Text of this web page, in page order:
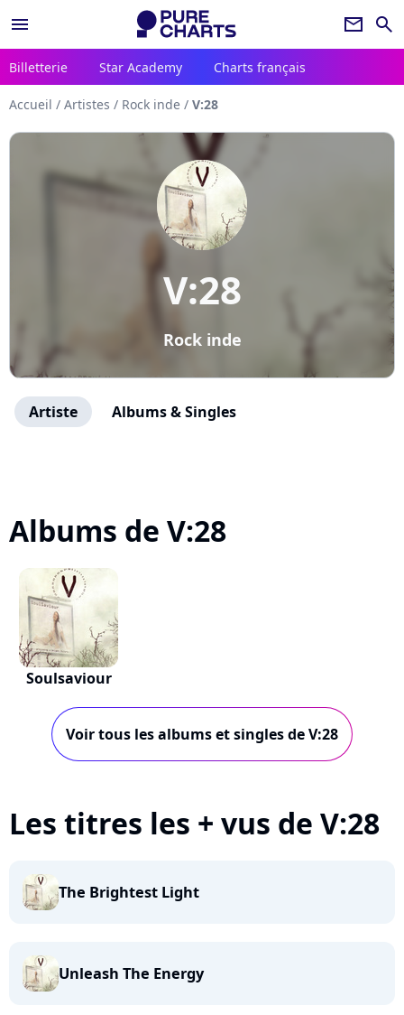
menu newsletter search
Billetterie Star Academy Charts français
Accueil / Artistes / Rock inde / V:28
V:28
Rock inde
Artiste Albums & Singles
Albums de V:28
Soulsaviour
Voir tous les albums et singles de V:28
Les titres les + vus de V:28
The Brightest Light
Unleash The Energy